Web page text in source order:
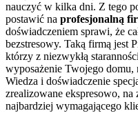
nauczyć w kilka dni. Z tego
postawić na profesjonalną
doświadczeniem sprawi, że
bezstresowy. Taką firmą jest
którzy z niezwykłą
wyposażenie Twojego domu,
Wiedza i doświadczenie
zrealizowane ekspresowo,
najbardziej wymagającego